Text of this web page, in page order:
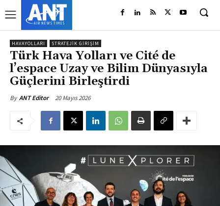
HAVAYOLLARI STRATEJIK GIRIŞIM
Türk Hava Yolları ve Cité de
l’espace Uzay ve Bilim Dünyasıyla
Güçlerini Birleştirdi
By ANT Editor 20 Mayıs 2026